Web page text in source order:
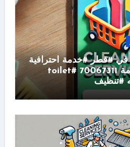
#قطر #خدمة احترافية
لضمان النظافة التامة 70067311 #toilet